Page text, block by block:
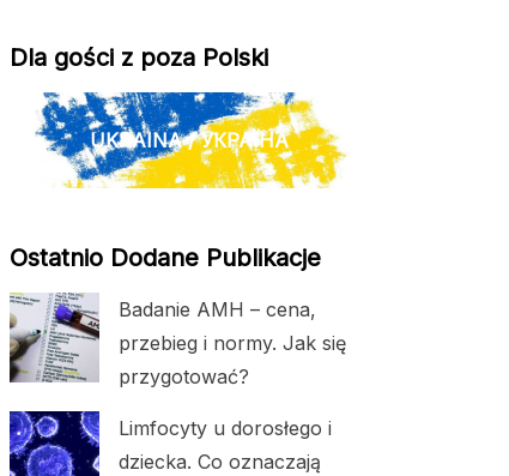
Dla gości z poza Polski
UKRAINA / УКРАЇНА
Ostatnio Dodane Publikacje
Badanie AMH – cena,
przebieg i normy. Jak się
przygotować?
Limfocyty u dorosłego i
dziecka. Co oznaczają